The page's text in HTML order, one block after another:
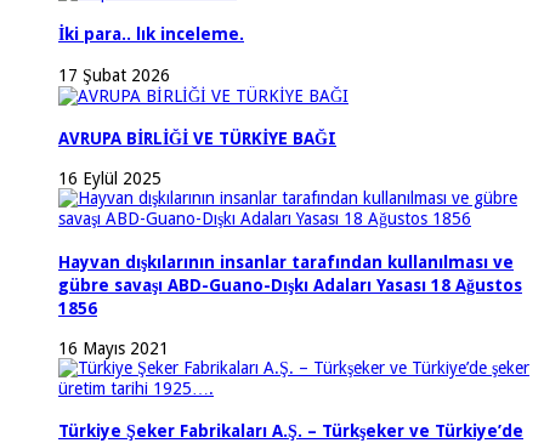
İki para.. lık inceleme.
17 Şubat 2026
AVRUPA BİRLİĞİ VE TÜRKİYE BAĞI
16 Eylül 2025
Hayvan dışkılarının insanlar tarafından kullanılması ve
gübre savaşı ABD-Guano-Dışkı Adaları Yasası 18 Ağustos
1856
16 Mayıs 2021
Türkiye Şeker Fabrikaları A.Ş. – Türkşeker ve Türkiye’de